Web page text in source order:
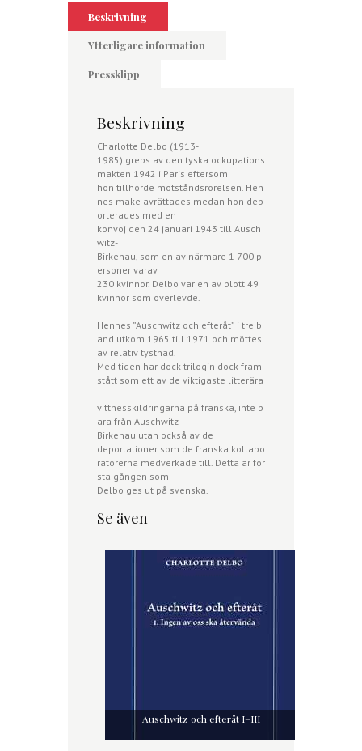
Beskrivning
Ytterligare information
Pressklipp
Beskrivning
Charlotte Delbo (1913-
1985) greps av den tyska ockupations
makten 1942 i Paris eftersom
hon tillhörde motståndsrörelsen. Hen
nes make avrättades medan hon dep
orterades med en
konvoj den 24 januari 1943 till Ausch
witz-
Birkenau, som en av närmare 1 700 p
ersoner varav
230 kvinnor. Delbo var en av blott 49
kvinnor som överlevde.
Hennes ”Auschwitz och efteråt” i tre b
and utkom 1965 till 1971 och möttes
av relativ tystnad.
Med tiden har dock trilogin dock fram
stått som ett av de viktigaste litterära
vittnesskildringarna på franska, inte b
ara från Auschwitz-
Birkenau utan också av de
deportationer som de franska kollabo
ratörerna medverkade till. Detta är för
sta gången som
Delbo ges ut på svenska.
Se även
Auschwitz och efteråt I–III